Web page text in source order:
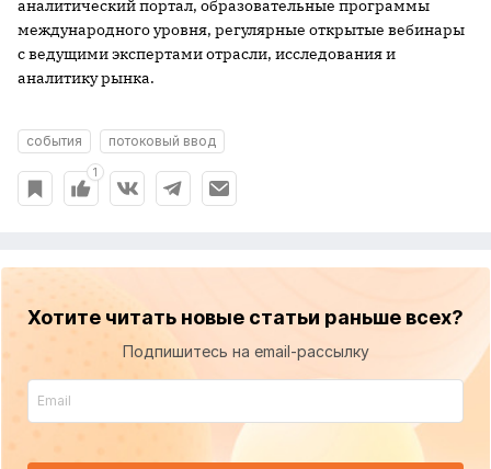
аналитический портал, образовательные программы
международного уровня, регулярные открытые вебинары
с ведущими экспертами отрасли, исследования и
аналитику рынка.
события потоковый ввод
1
Хотите читать новые статьи раньше всех?
Подпишитесь на email-рассылку